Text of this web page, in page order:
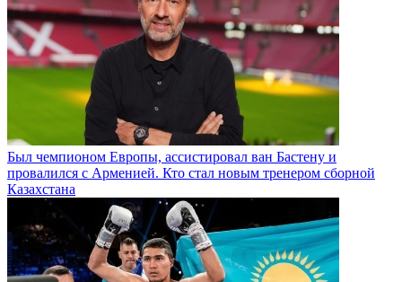
Был чемпионом Европы, ассистировал ван Бастену и
провалился с Арменией. Кто стал новым тренером сборной
Казахстана